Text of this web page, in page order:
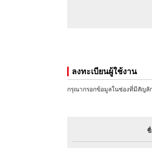
ลงทะเบียนผู้ใช้งาน
กรุณากรอกข้อมูลในช่องที่มีสัญลั
ชื่